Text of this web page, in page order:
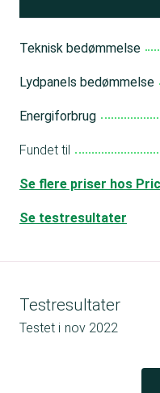
Teknisk bedømmelse
Lydpanels bedømmelse
Energiforbrug
Fundet til
Se flere priser hos
Se testresultater
Testresultater
Testet i nov 2022